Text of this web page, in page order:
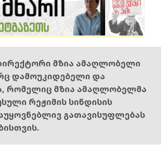
მზია ამაღლობელი
დამოუკიდებელი და
რომელიც მზია ამაღლობელმა
რეჟიმის სინდისის
გათავისუფლებას